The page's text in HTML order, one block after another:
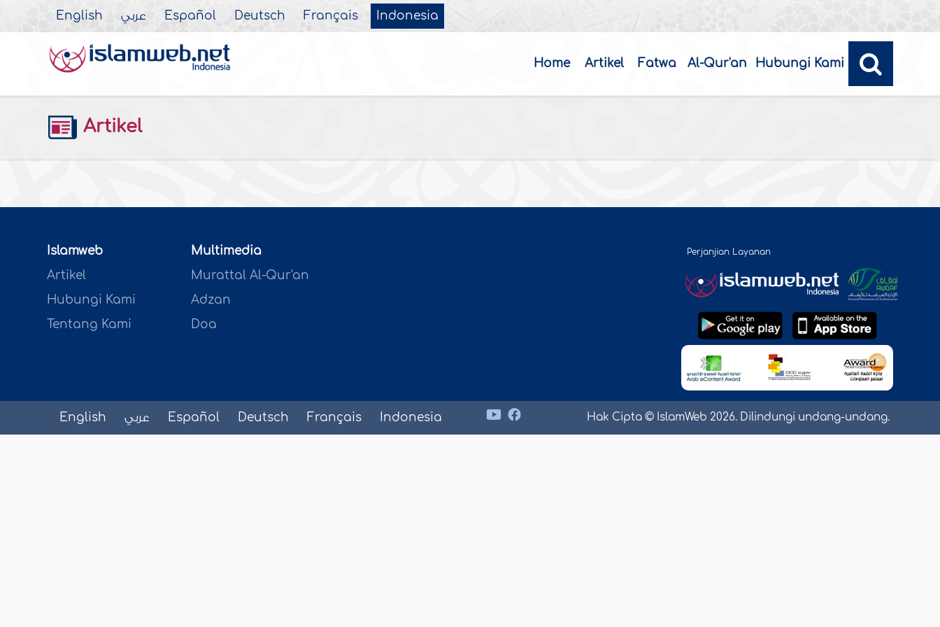
English عربي Español Deutsch Français Indonesia
Home Artikel Fatwa Al-Qur'an Hubungi Kami
Artikel
Islamweb
Artikel
Hubungi Kami
Tentang Kami
Multimedia
Murattal Al-Qur'an
Adzan
Doa
Perjanjian Layanan
English عربي Español Deutsch Français Indonesia Hak Cipta © IslamWeb 2026. Dilindungi undang-undang.